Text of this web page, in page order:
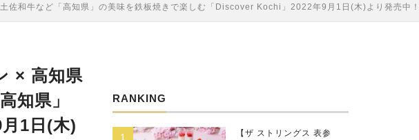
佐和牛など「高知県」の美味を鉄板焼きで楽しむ「Discover Kochi」2022年9月1日(木)より発売中
× 高知県
知県」
1日(木)
RANKING
【ザ ストリングス 表参